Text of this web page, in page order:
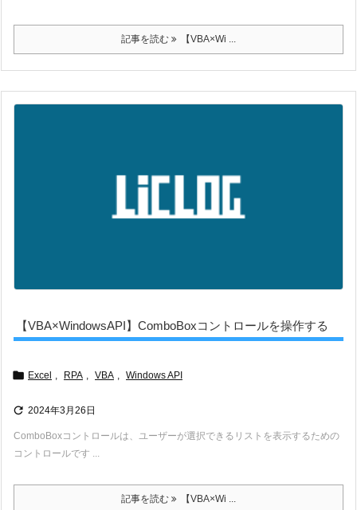
記事を読む 【VBA×Wi ...
【VBA×WindowsAPI】ComboBoxコントロールを操作する
 Excel , RPA , VBA , Windows API
 2024年3月26日
ComboBoxコントロールは、ユーザーが選択できるリストを表示するための
コントロールです ...
記事を読む 【VBA×Wi ...